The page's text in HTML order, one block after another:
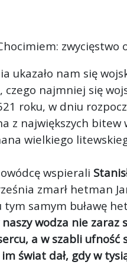
zwycięstwo
ukazało nam się
czego najmniej się
roku, w dniu
z największych bitew
wielkiego
wspierali
zmarł hetman
tym samym buławę
naszy wodza nie zaraz
a w szabli ufność
świat dał, gdy w